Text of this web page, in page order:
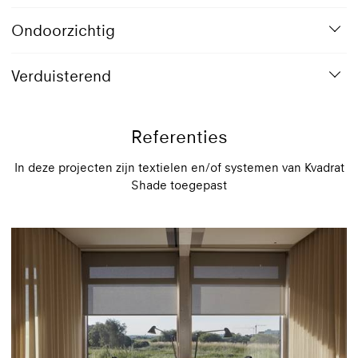
816 Sky
Transparant doek
Ondoorzichtig
Verduisterend
Referenties
In deze projecten zijn textielen en/of systemen van Kvadrat
Shade toegepast